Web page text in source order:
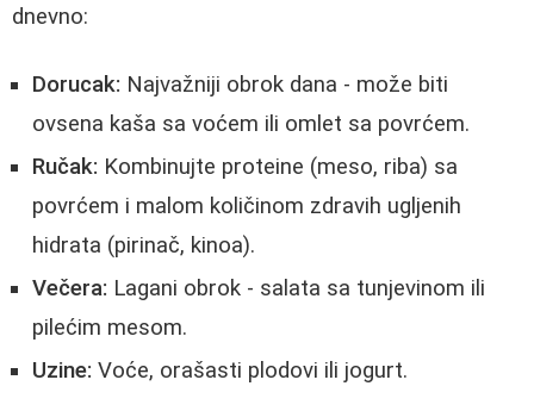
dnevno:
Dorucak: Najvažniji obrok dana - može biti
ovsena kaša sa voćem ili omlet sa povrćem.
Ručak: Kombinujte proteine (meso, riba) sa
povrćem i malom količinom zdravih ugljenih
hidrata (pirinač, kinoa).
Večera: Lagani obrok - salata sa tunjevinom ili
pilećim mesom.
Uzine: Voće, orašasti plodovi ili jogurt.